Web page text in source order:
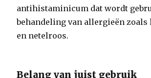
antihistaminicum dat wordt
behandeling van allergieën
en netelroos.
Belang van juist gebruik